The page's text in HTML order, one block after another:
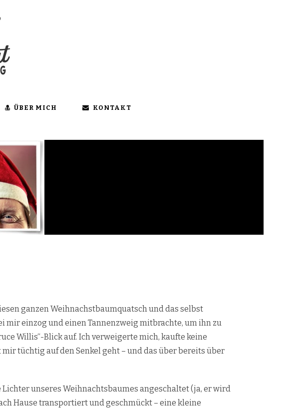
ÜBER MICH KONTAKT
ganzen Weihnachstbaumquatsch und das selbst
mir einzog und einen Tannenzweig mitbrachte, um ihn zu
Willis“-Blick auf. Ich verweigerte mich, kaufte keine
tüchtig auf den Senkel geht – und das über bereits über
Lichter unseres Weihnachtsbaumes angeschaltet (ja, er wird
Hause transportiert und geschmückt – eine kleine